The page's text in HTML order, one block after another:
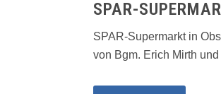
SPAR-
SPAR-Supermarkt in
von Bgm. Erich Mirth